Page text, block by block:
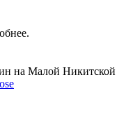
на Малой Никитской